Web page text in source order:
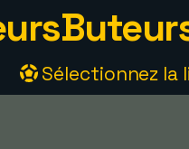
Sélectionnez la